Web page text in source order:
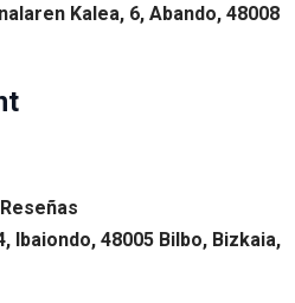
Kalea, 6, Abando, 48008
Ibaiondo, 48005 Bilbo, Bizkaia,